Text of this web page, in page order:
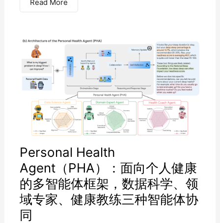
Read More
Personal Health
Agent（PHA）：面向个人健康
的多智能体框架，数据科学、领
域专家、健康教练三种智能体协
同